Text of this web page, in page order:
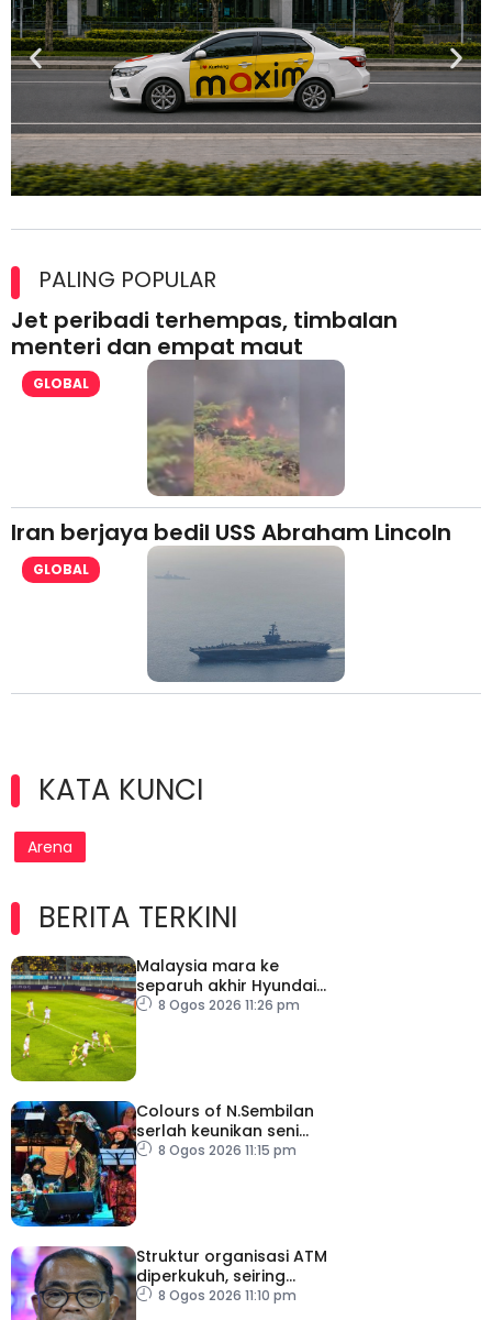
lesen separuh pertama 2026
PALING POPULAR
Jet peribadi terhempas, timbalan
menteri dan empat maut
GLOBAL
Iran berjaya bedil USS Abraham Lincoln
GLOBAL
KATA KUNCI
Arena
BERITA TERKINI
Malaysia mara ke
separuh akhir Hyundai
ASEAN Cup
8 Ogos 2026 11:26 pm
Colours of N.Sembilan
serlah keunikan seni
budaya negeri beradat
8 Ogos 2026 11:15 pm
Struktur organisasi ATM
diperkukuh, seiring
pemodenan aset
8 Ogos 2026 11:10 pm